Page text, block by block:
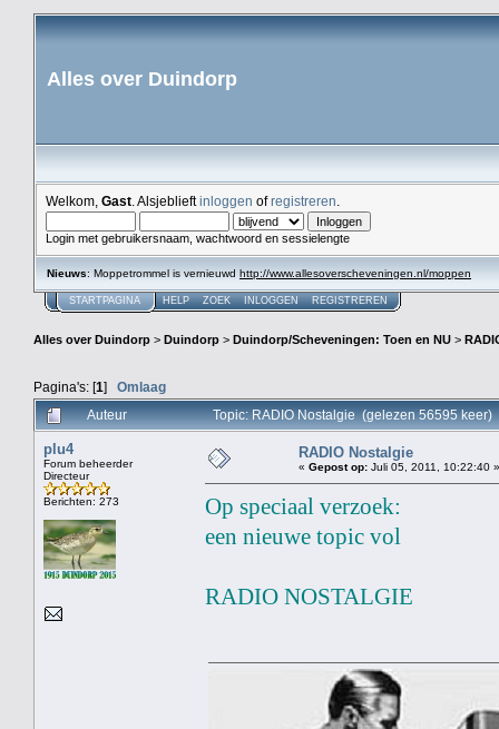
Alles over Duindorp
Welkom, Gast . Alsjeblieftinloggen ofregistreren
Login met gebruikersnaam, wachtwoord en sessielengte
Nieuws: Moppetrommel is vernieuwd http://www.allesoverscheveningen.nl/moppen
STARTPAGINA HELP ZOEK INLOGGEN REGISTREREN
Alles over Duindorp > Duindorp > Duindorp/Scheveningen: Toen en NU >
Pagina's: [1] Omlaag
Auteur
Topic: RADIO Nostalgie (gelezen 56595 keer)
plu4
Forum beheerder
Directeur
Berichten: 273
RADIO Nostalgie
« Gepost op: Juli 05, 2011, 10:22:40 »
Op speciaal verzoek:
een nieuwe topic vol
RADIO NOSTALGIE